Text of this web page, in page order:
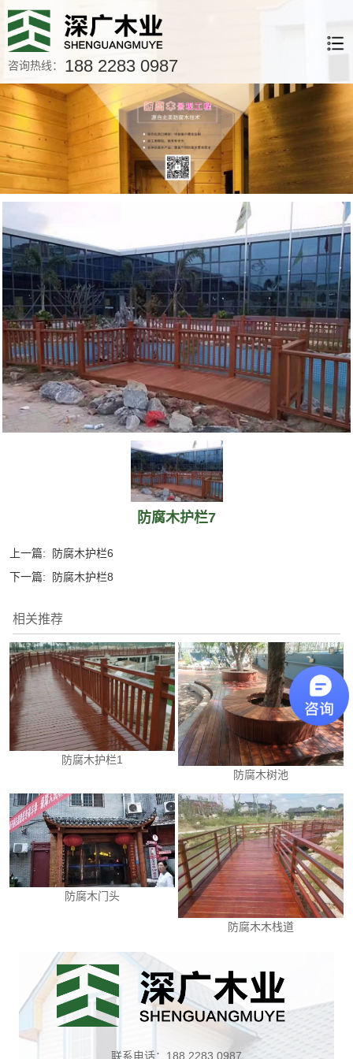
咨询热线： 188 2283 0987
防腐木护栏7
上一篇:
防腐木护栏6
下一篇:
防腐木护栏8
相关推荐
防腐木护栏1
防腐木树池
防腐木门头
防腐木木栈道
联系电话：188 2283 0987